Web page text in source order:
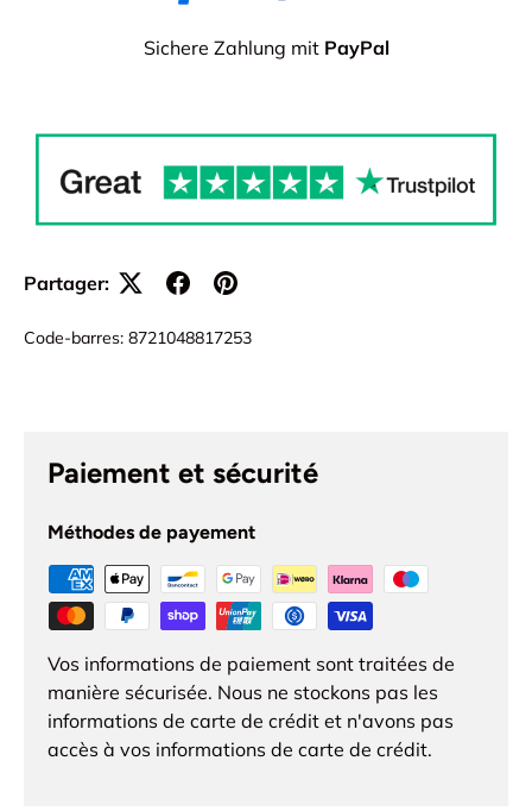
Sichere Zahlung mit PayPal
Partager:
Code-barres: 8721048817253
Paiement et sécurité
Méthodes de payement
Vos informations de paiement sont traitées de
manière sécurisée. Nous ne stockons pas les
informations de carte de crédit et n'avons pas
accès à vos informations de carte de crédit.